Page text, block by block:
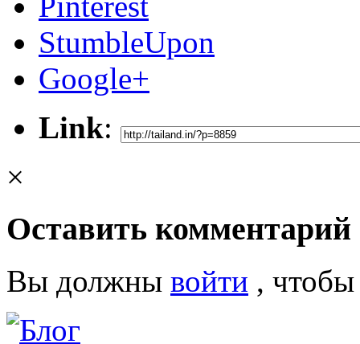
StumbleUpon
Google+
Link:
×
Оставить комментарий
Вы должны войти ,